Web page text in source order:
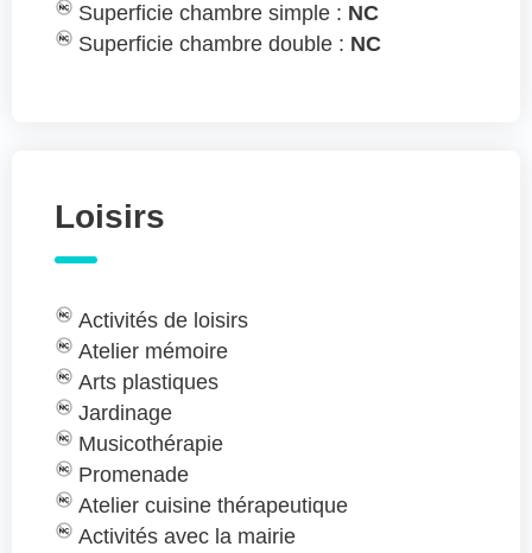
Superficie chambre simple : NC
Superficie chambre double : NC
Loisirs
Activités de loisirs
Atelier mémoire
Arts plastiques
Jardinage
Musicothérapie
Promenade
Atelier cuisine thérapeutique
Activités avec la mairie